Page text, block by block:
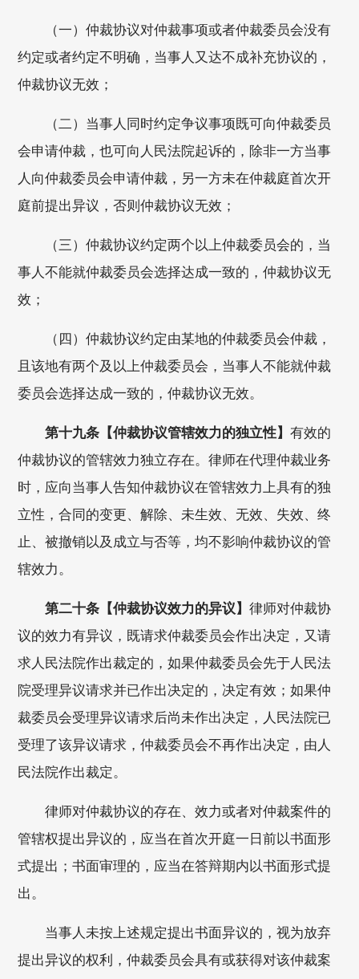
（一）仲裁协议对仲裁事项或者仲裁委员会没有
约定或者约定不明确，当事人又达不成补充协议的，
仲裁协议无效；
（二）当事人同时约定争议事项既可向仲裁委员
会申请仲裁，也可向人民法院起诉的，除非一方当事
人向仲裁委员会申请仲裁，另一方未在仲裁庭首次开
庭前提出异议，否则仲裁协议无效；
（三）仲裁协议约定两个以上仲裁委员会的，当
事人不能就仲裁委员会选择达成一致的，仲裁协议无
效；
（四）仲裁协议约定由某地的仲裁委员会仲裁，
且该地有两个及以上仲裁委员会，当事人不能就仲裁
委员会选择达成一致的，仲裁协议无效。
第十九条【仲裁协议管辖效力的独立性】有效的
仲裁协议的管辖效力独立存在。律师在代理仲裁业务
时，应向当事人告知仲裁协议在管辖效力上具有的独
立性，合同的变更、解除、未生效、无效、失效、终
止、被撤销以及成立与否等，均不影响仲裁协议的管
辖效力。
第二十条【仲裁协议效力的异议】律师对仲裁协
议的效力有异议，既请求仲裁委员会作出决定，又请
求人民法院作出裁定的，如果仲裁委员会先于人民法
院受理异议请求并已作出决定的，决定有效；如果仲
裁委员会受理异议请求后尚未作出决定，人民法院已
受理了该异议请求，仲裁委员会不再作出决定，由人
民法院作出裁定。
律师对仲裁协议的存在、效力或者对仲裁案件的
管辖权提出异议的，应当在首次开庭一日前以书面形
式提出；书面审理的，应当在答辩期内以书面形式提
出。
当事人未按上述规定提出书面异议的，视为放弃
提出异议的权利，仲裁委员会具有或获得对该仲裁案